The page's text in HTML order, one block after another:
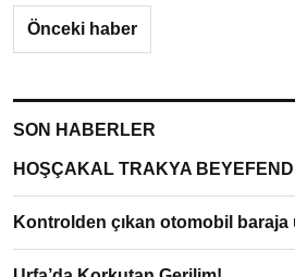
Önceki haber
SON HABERLER
HOŞÇAKAL TRAKYA
Kontrolden çıkan otomobil baraja